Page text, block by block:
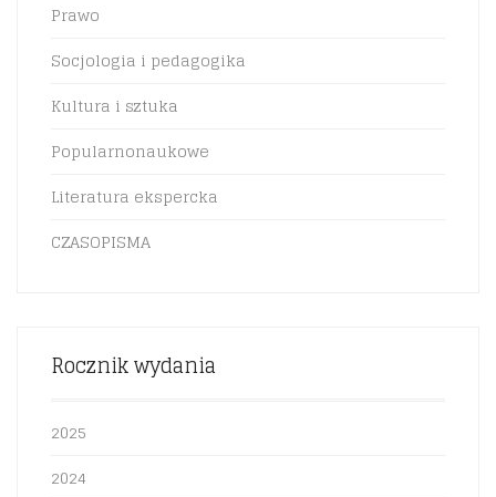
Prawo
Socjologia i pedagogika
Kultura i sztuka
Popularnonaukowe
Literatura ekspercka
CZASOPISMA
Rocznik wydania
2025
2024